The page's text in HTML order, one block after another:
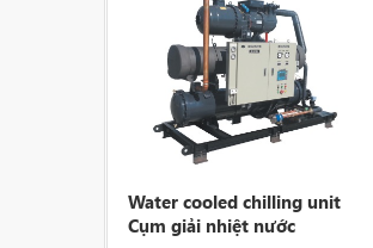
Water cooled chilling unit
Cụm giải nhiệt nước